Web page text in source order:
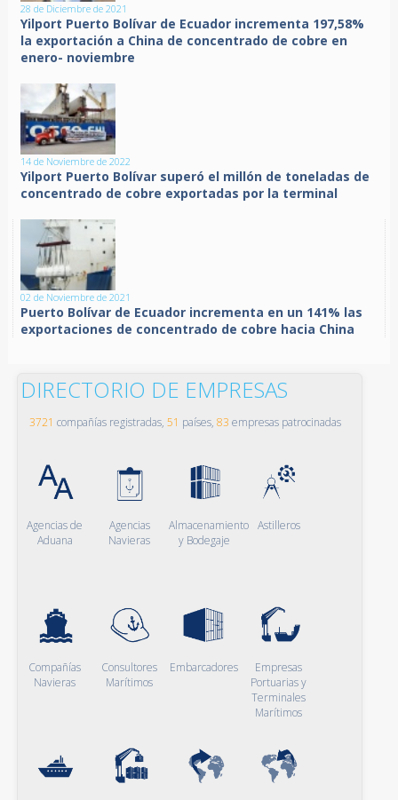
28 de Diciembre de 2021
Yilport Puerto Bolívar de Ecuador incrementa 197,58%
la exportación a China de concentrado de cobre en
enero- noviembre
14 de Noviembre de 2022
Yilport Puerto Bolívar superó el millón de toneladas de
concentrado de cobre exportadas por la terminal
02 de Noviembre de 2021
Puerto Bolívar de Ecuador incrementa en un 141% las
exportaciones de concentrado de cobre hacia China
DIRECTORIO DE EMPRESAS
3721 compañías registradas, 51 países, 83 empresas patrocinadas
Agencias de
Aduana
Agencias
Navieras
Almacenamiento
y Bodegaje
Astilleros
Compañías
Navieras
Consultores
Marítimos
Embarcadores
Empresas
Portuarias y
Terminales
Marítimos